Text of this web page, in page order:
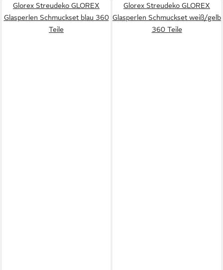
Glorex Streudeko GLOREX
Glasperlen Schmuckset blau 360
Teile
Glorex Streudeko GLOREX
Glasperlen Schmuckset weiß/gelb
360 Teile